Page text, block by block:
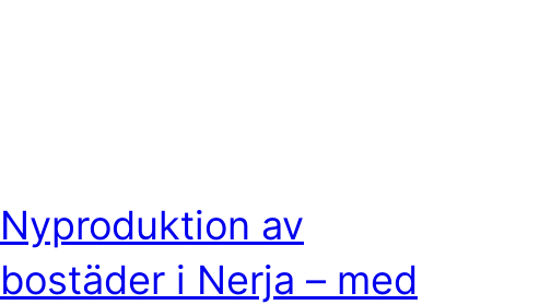
Nyproduktion av
bostäder i Nerja – med